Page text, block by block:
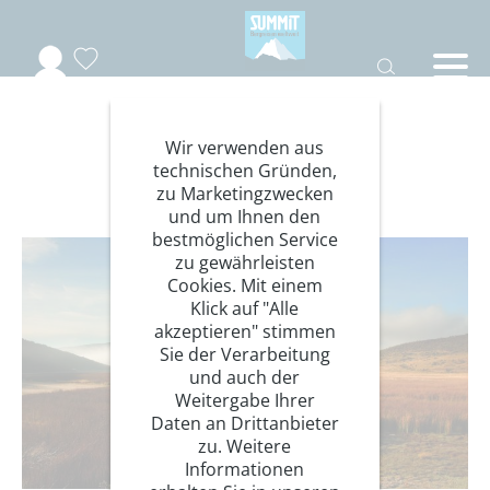
Ecuador
Wir verwenden aus
technischen Gründen,
zu Marketingzwecken
und um Ihnen den
bestmöglichen Service
zu gewährleisten
Cookies. Mit einem
Klick auf "Alle
akzeptieren" stimmen
Sie der Verarbeitung
und auch der
Weitergabe Ihrer
Daten an Drittanbieter
zu. Weitere
Informationen